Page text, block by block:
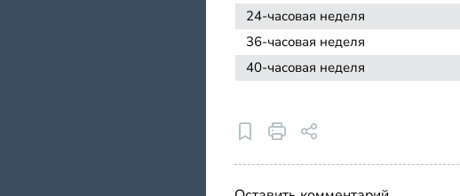
24-часовая неделя
36-часовая неделя
40-часовая неделя